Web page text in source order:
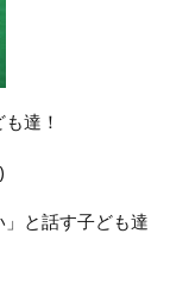
達！
と話す子ども達